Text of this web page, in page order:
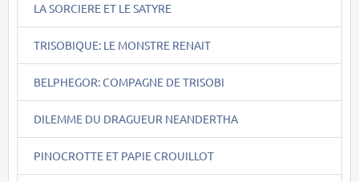
LA SORCIERE ET LE SATYRE
TRISOBIQUE: LE MONSTRE RENAIT
BELPHEGOR: COMPAGNE DE TRISOBI
DILEMME DU DRAGUEUR NEANDERTHA
PINOCROTTE ET PAPIE CROUILLOT